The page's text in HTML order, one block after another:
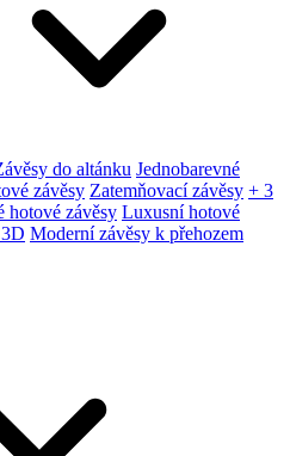
do altánku Jednobarevné
závěsy Zatemňovací závěsy + 3
hotové závěsy Luxusní hotové
Moderní závěsy k přehozem